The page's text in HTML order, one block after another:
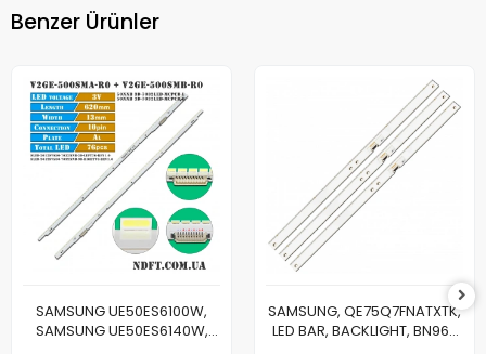
Benzer Ürünler
SAMSUNG UE50ES6100W,
SAMSUNG UE50ES6140W,
SAMSUNG, QE75Q7FNATXTK,
LED BAR, BACKLIGHT, BN96-